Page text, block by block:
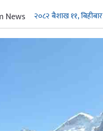
News २०८२ बैशाख ११, बिहीबार